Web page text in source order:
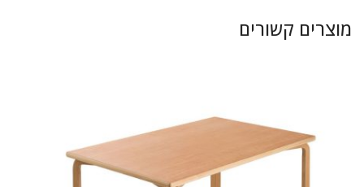
מוצרים קשורים